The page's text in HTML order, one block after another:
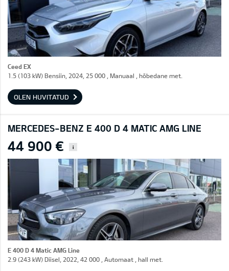
Ceed EX
1.5 (103 kW) Bensiin, 2024, 25 000 , Manuaal , hõbedane met.
OLEN HUVITATUD
MERCEDES-BENZ E 400 D 4 MATIC AMG LINE
44 900 € i
E 400 D 4 Matic AMG Line
2.9 (243 kW) Diisel, 2022, 42 000 , Automaat , hall met.